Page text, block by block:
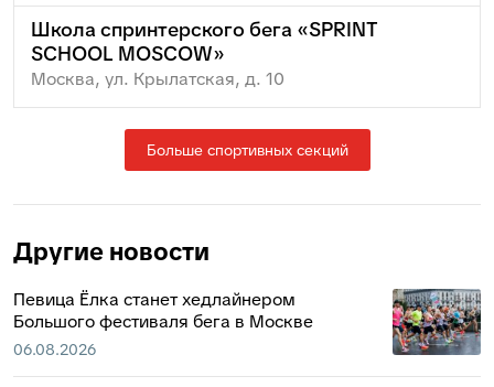
Школа спринтерского бега «SPRINT
SCHOOL MOSCOW»
Москва, ул. Крылатская, д. 10
Больше спортивных секций
Другие новости
Певица Ёлка станет хедлайнером
Большого фестиваля бега в Москве
06.08.2026